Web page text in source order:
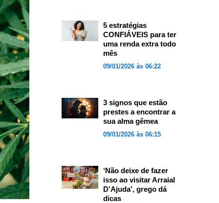
5 estratégias
CONFIÁVEIS para ter
uma renda extra todo
mês
09/01/2026 às 06:22
3 signos que estão
prestes a encontrar a
sua alma gêmea
09/01/2026 às 06:15
‘Não deixe de fazer
isso ao visitar Arraial
D’Ajuda’, grego dá
dicas